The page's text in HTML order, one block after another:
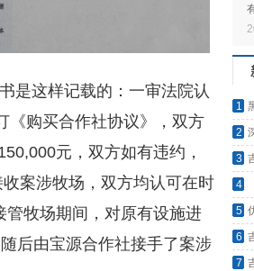
是这样记载的：一审法院认
《购买合作社协议》，双方
元，双方如有违约，
案涉牧场，双方均认可在时
牧场期间，对原有设施进
后由宝源合作社接手了案涉
1
2
3
无归
4
评价
5
6
望
7